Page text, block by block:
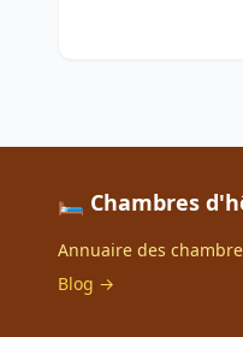
🛏️ Chambres
Annuaire des
Blog →